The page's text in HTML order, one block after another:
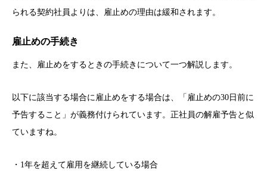
られる契約社員よりは、雇止めの理由は緩和されます。
雇止めの手続き
また、雇止めをするときの手続きについて一つ解説します。
以下に該当する場合に雇止めをする場合は、「雇止めの30日前に
予告すること」が義務付けられています。正社員の解雇予告と似
ていますね。
・1年を超えて雇用を継続している場合